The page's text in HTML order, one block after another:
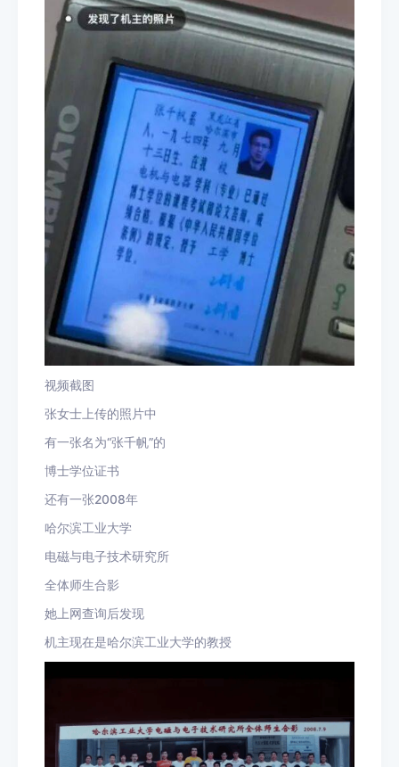
视频截图
张女士上传的照片中
有一张名为“张千帆”的
博士学位证书
还有一张2008年
哈尔滨工业大学
电磁与电子技术研究所
全体师生合影
她上网查询后发现
机主现在是哈尔滨工业大学的教授